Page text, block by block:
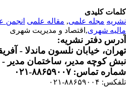
کلیدی
مجله علمی, مقاله علمی انجمن
شهری ,اقتصاد و مدیریت شهری
دفتر نشریه:
خیابان نلسون ماندلا -
کوچه مدیر، ساختمان مدیر - پلاک ۲، ط ۴،
تماس: ۸۸۶۵۹۰۰۷-۰۲۱
۸۸۶۵۹۰۰۴-۰۲۱